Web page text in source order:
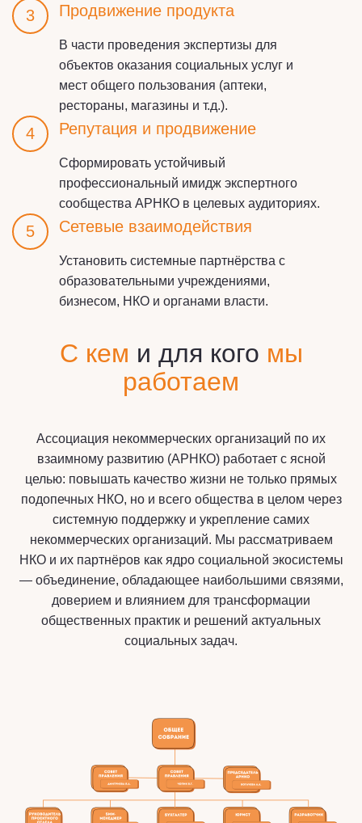
3 Продвижение продукта
В части проведения экспертизы для
объектов оказания социальных услуг и
мест общего пользования (аптеки,
рестораны, магазины и т.д.).
4 Репутация и продвижение
Сформировать устойчивый
профессиональный имидж экспертного
сообщества АРНКО в целевых аудиториях.
5 Сетевые взаимодействия
Установить системные партнёрства с
образовательными учреждениями,
бизнесом, НКО и органами власти.
С кем и для кого мы
работаем
Ассоциация некоммерческих организаций по их
взаимному развитию (АРНКО) работает с ясной
целью: повышать качество жизни не только прямых
подопечных НКО, но и всего общества в целом через
системную поддержку и укрепление самих
некоммерческих организаций. Мы рассматриваем
НКО и их партнёров как ядро социальной экосистемы
— объединение, обладающее наибольшими связями,
доверием и влиянием для трансформации
общественных практик и решений актуальных
социальных задач.